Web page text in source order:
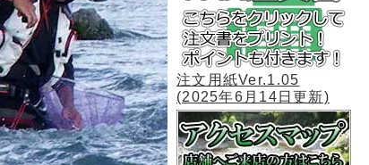
注文用紙Ver.1.05
(2025年6月14日更新)